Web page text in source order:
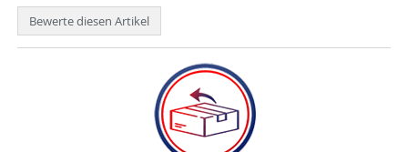
Bewerte diesen Artikel